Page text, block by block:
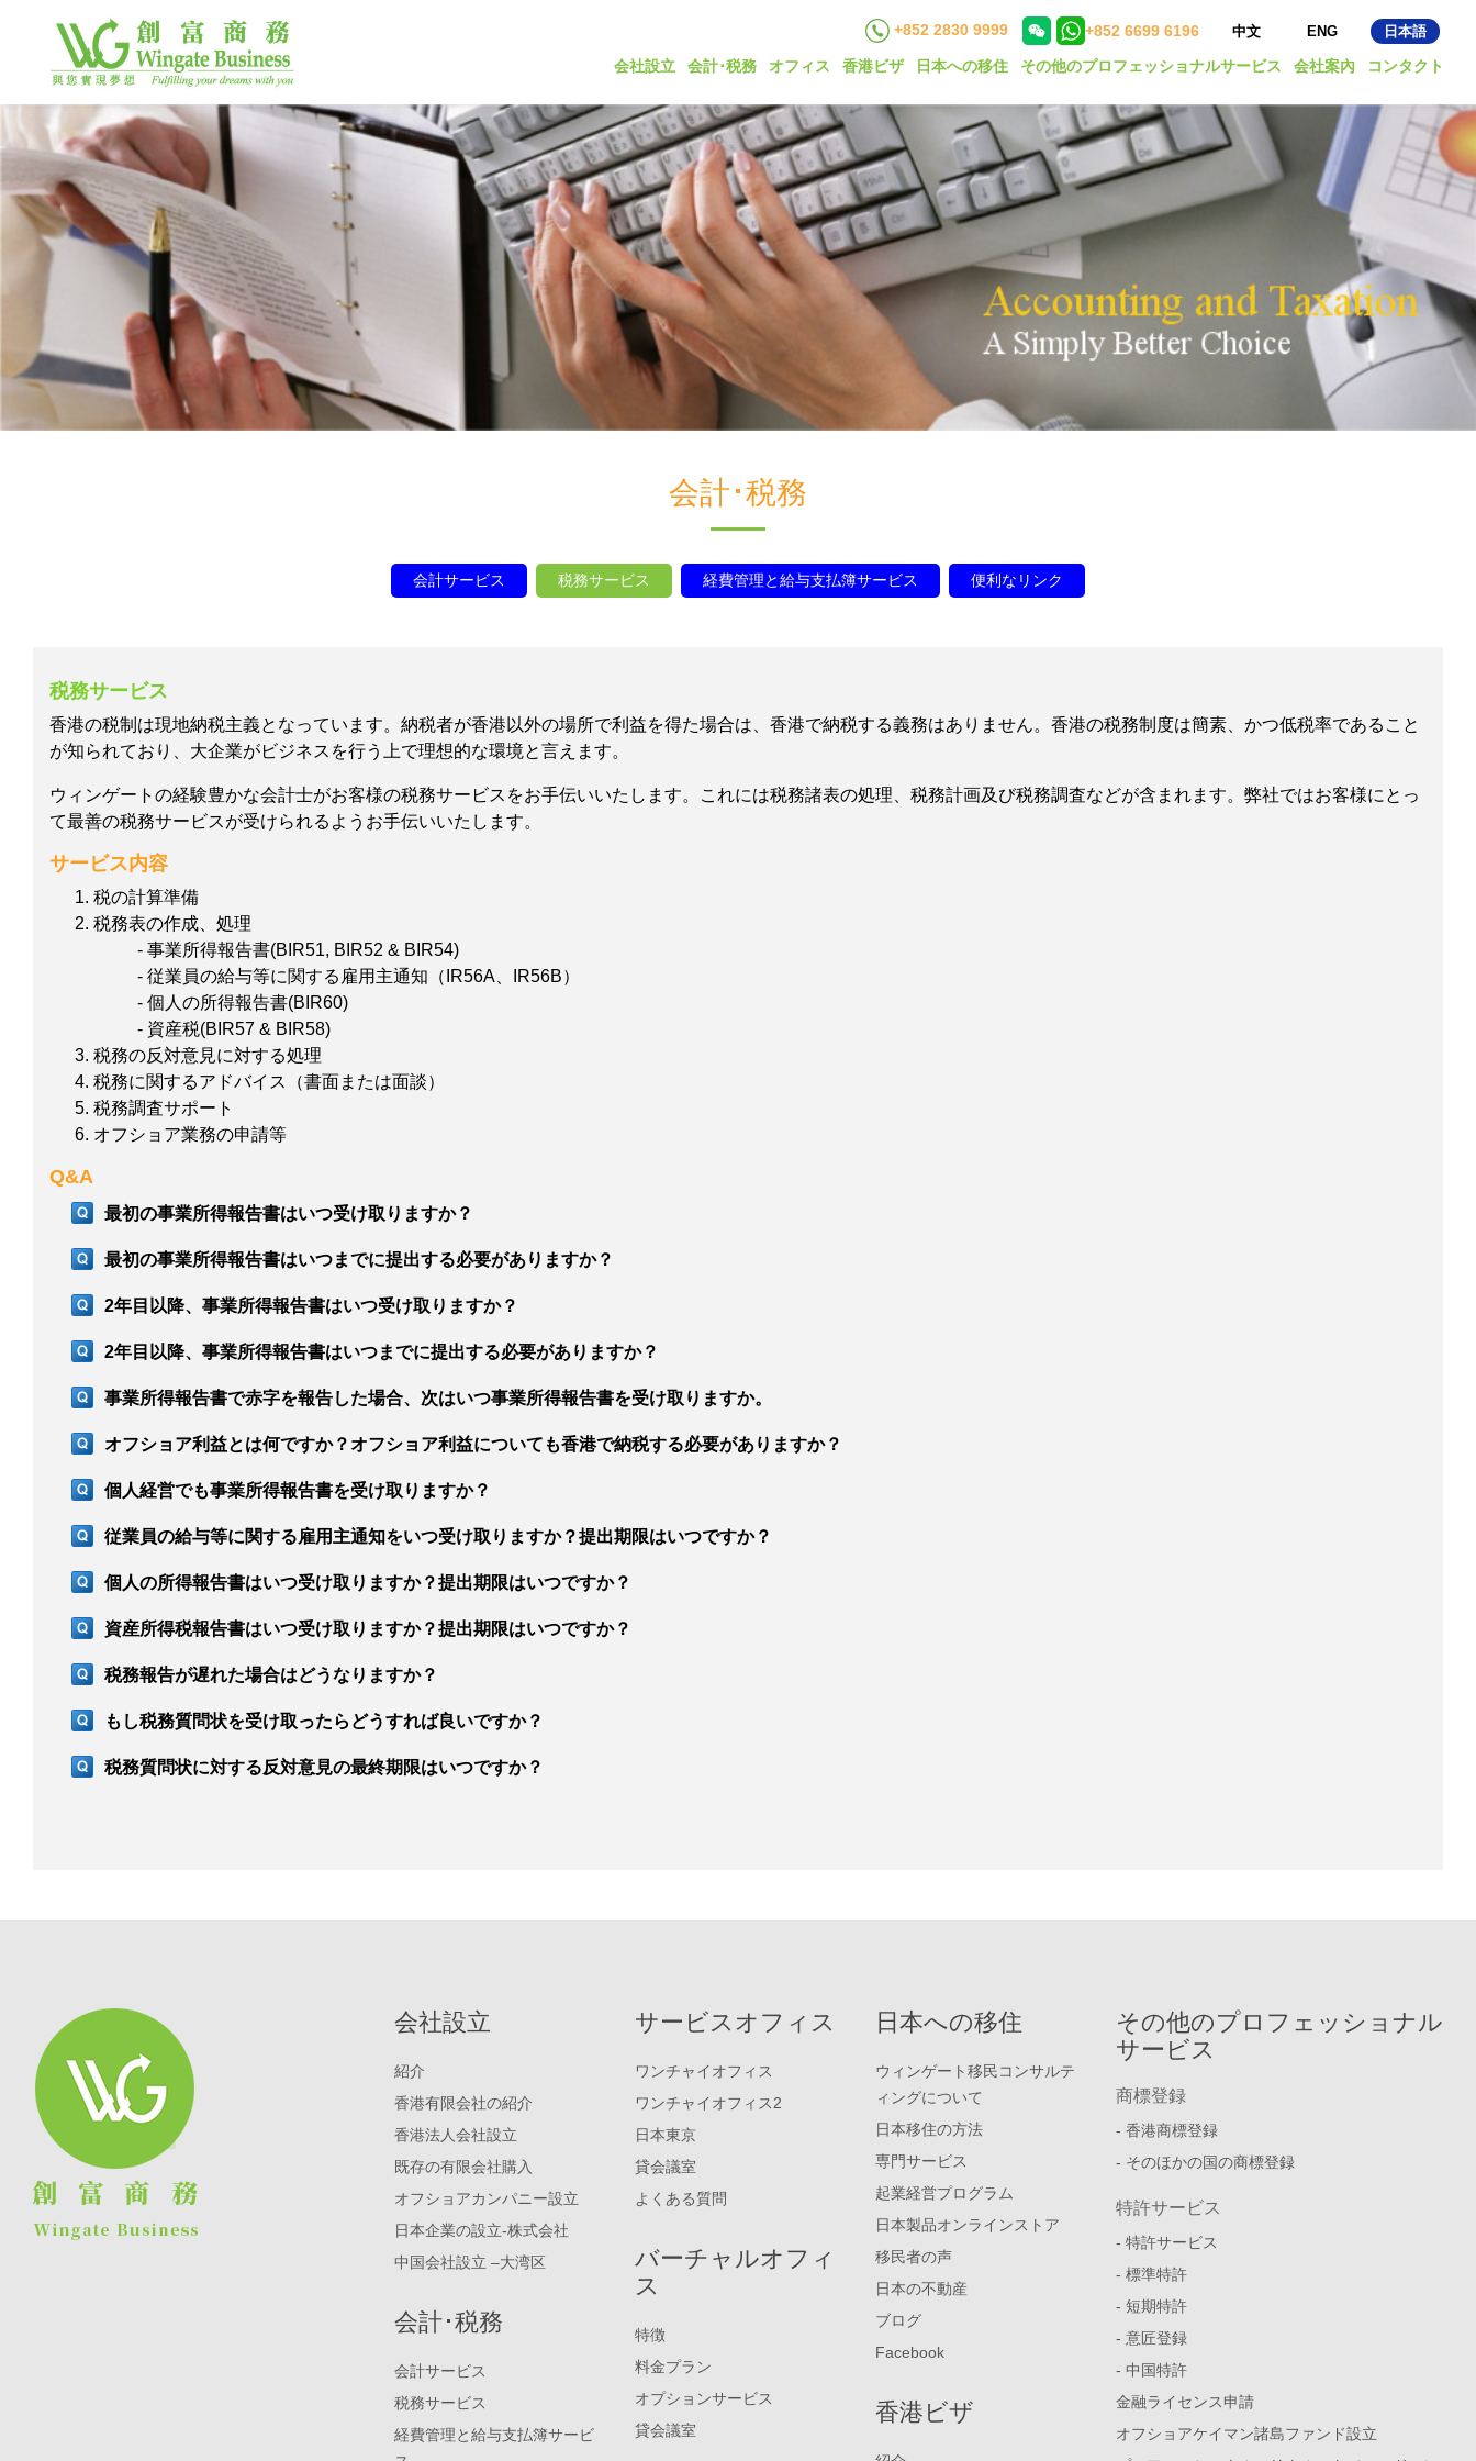
+852 2830 9999 +852 6699 6196 中文 ENG 日本語
会社設立 会計･税務 オフィス 香港ビザ 日本への移住 その他のプロフェッショナルサービス 会社案內 コンタクト
会計･税務
会計サービス 税務サービス 経費管理と給与支払簿サービス 便利なリンク
税務サービス
香港の税制は現地納税主義となっています。納税者が香港以外の場所で利益を得た場合は、香港で納税する義務はありません。香港の税務制度は簡素、かつ低税率であること
が知られており、大企業がビジネスを行う上で理想的な環境と言えます。
ウィンゲートの経験豊かな会計士がお客様の税務サービスをお手伝いいたします。これには税務諸表の処理、税務計画及び税務調査などが含まれます。弊社ではお客様にとっ
て最善の税務サービスが受けられるようお手伝いいたします。
サービス内容
税の計算準備
税務表の作成、処理
- 事業所得報告書(BIR51, BIR52 & BIR54)
- 従業員の給与等に関する雇用主通知（IR56A、IR56B）
- 個人の所得報告書(BIR60)
- 資産税(BIR57 & BIR58)
税務の反対意見に対する処理
税務に関するアドバイス（書面または面談）
税務調査サポート
オフショア業務の申請等
Q&A
最初の事業所得報告書はいつ受け取りますか？
最初の事業所得報告書はいつまでに提出する必要がありますか？
2年目以降、事業所得報告書はいつ受け取りますか？
2年目以降、事業所得報告書はいつまでに提出する必要がありますか？
事業所得報告書で赤字を報告した場合、次はいつ事業所得報告書を受け取りますか。
オフショア利益とは何ですか？オフショア利益についても香港で納税する必要がありますか？
個人経営でも事業所得報告書を受け取りますか？
従業員の給与等に関する雇用主通知をいつ受け取りますか？提出期限はいつですか？
個人の所得報告書はいつ受け取りますか？提出期限はいつですか？
資産所得税報告書はいつ受け取りますか？提出期限はいつですか？
税務報告が遅れた場合はどうなりますか？
もし税務質問状を受け取ったらどうすれば良いですか？
税務質問状に対する反対意見の最終期限はいつですか？
会社設立
紹介
香港有限会社の紹介
香港法人会社設立
既存の有限会社購入
オフショアカンパニー設立
日本企業の設立-株式会社
中国会社設立 –大湾区
会計･税務
会計サービス
税務サービス
経費管理と給与支払簿サービ
サービスオフィス
ワンチャイオフィス
ワンチャイオフィス2
日本東京
貸会議室
よくある質問
バーチャルオフィ
ス
特徴
料金プラン
オプションサービス
貸会議室
日本への移住
ウィンゲート移民コンサルテ
ィングについて
日本移住の方法
専門サービス
起業経営プログラム
日本製品オンラインストア
移民者の声
日本の不動産
ブログ
Facebook
香港ビザ
その他のプロフェッショナル
サービス
商標登録
- 香港商標登録
- そのほかの国の商標登録
特許サービス
- 特許サービス
- 標準特許
- 短期特許
- 意匠登録
- 中国特許
金融ライセンス申請
オフショアケイマン諸島ファンド設立